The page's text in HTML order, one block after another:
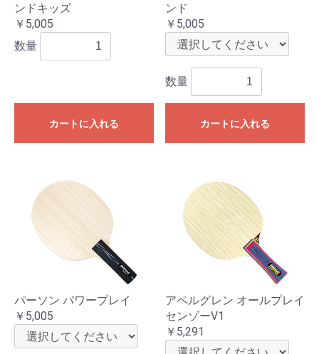
ンドキッズ
￥5,005
数量
カートに入れる
ンド
￥5,005
数量
カートに入れる
パーソン パワープレイ
￥5,005
アペルグレン オールプレイ
センゾーV1
￥5,291